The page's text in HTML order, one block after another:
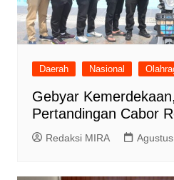
Daerah Nasional
Gebyar
Pertandingan Cabor
Redaksi MIRA